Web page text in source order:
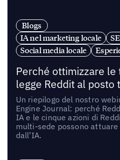
Blogs
IA nel marketing locale
Social media locale
Perché ottimizzare le
legge Reddit al posto
Un riepilogo del nostro
Engine Journal: perché
IA e le cinque azioni di
multi-sede possono
dall’IA.